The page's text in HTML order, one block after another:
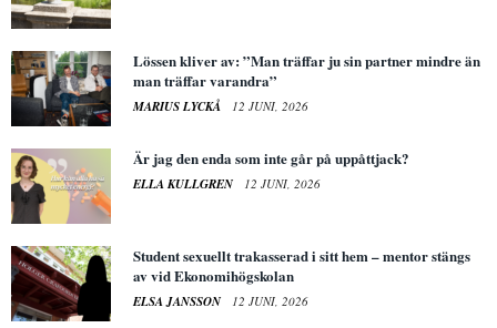
Lössen kliver av: ”Man träffar ju sin partner mindre än
man träffar varandra”
MARIUS LYCKÅ 12 JUNI, 2026
Är jag den enda som inte går på uppåttjack?
ELLA KULLGREN 12 JUNI, 2026
Student sexuellt trakasserad i sitt hem – mentor stängs
av vid Ekonomihögskolan
ELSA JANSSON 12 JUNI, 2026